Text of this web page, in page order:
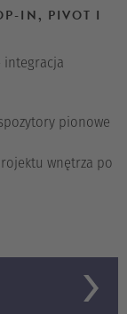
IN, PIVOT I
integracja
pionowe
wnętrza po